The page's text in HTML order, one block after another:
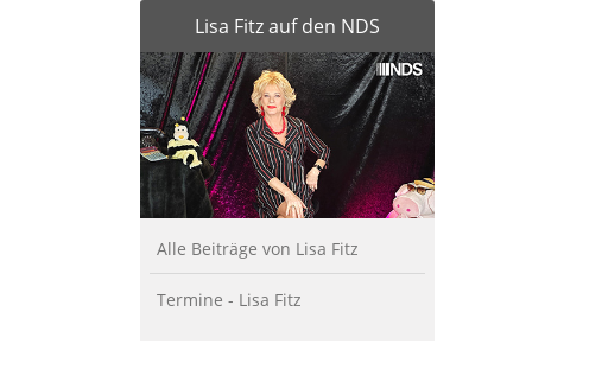
Lisa Fitz auf den NDS
Alle Beiträge von Lisa Fitz
Termine - Lisa Fitz